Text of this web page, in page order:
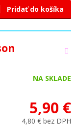
Pridať do košíka
NA SKLADE
5,90 €
4,80 € bez DPH